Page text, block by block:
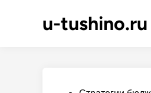
u-tushino.ru